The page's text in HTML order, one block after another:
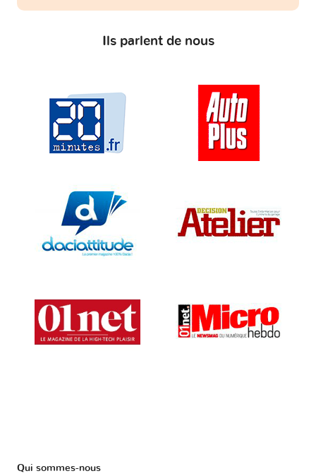
Ils parlent de nous
Qui sommes-nous